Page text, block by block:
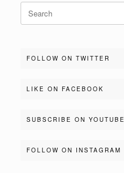
Search
for:
FOLLOW ON TWITTER
LIKE ON FACEBOOK
SUBSCRIBE ON YOUTUBE
FOLLOW ON INSTAGRAM